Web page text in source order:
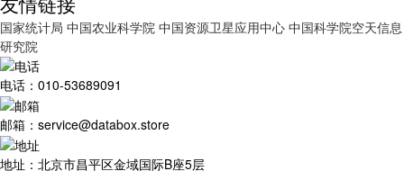
国家统计局 中国农业科学院 中国资源卫星应用中心 中国科学院空天信息
研究院
电话：010-53689091
邮箱：service@databox.store
地址：北京市昌平区金域国际B座5层